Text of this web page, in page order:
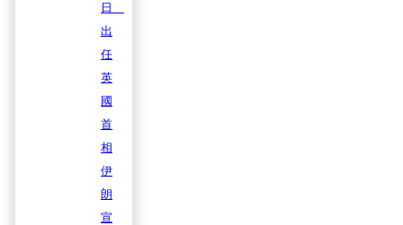
日
出
任
英
國
首
相
伊
朗
宣